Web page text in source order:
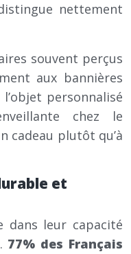
nettement
souvent perçus
aux bannières
personnalisé
chez le
cadeau plutôt qu’à
et
dans leur capacité
77% des Français